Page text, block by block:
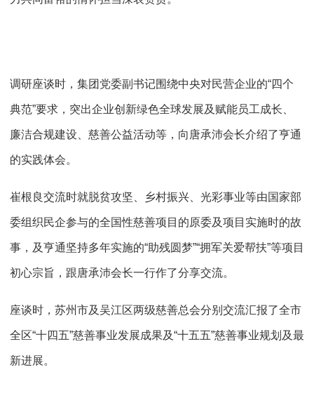
调研座谈时，集团党委副书记围绕中央对民营企业的“四个
典范”要求，突出企业创新绿色全球发展及赋能员工成长、
廉洁合规建设、慈善公益活动等，向唐承沛会长介绍了亨通
的实践体会。
崔根良交流时就脱贫攻坚、乡村振兴、光彩事业等由国家部
委组织民企参与的全国性慈善项目的原委及项目实施时的故
事，及亨通坚持多年实施的“助残圆梦”“拥军关爱帮扶”等项目
初心宗旨，跟唐承沛会长一行作了分享交流。
座谈时，苏州市及吴江区两级慈善总会分别交流汇报了全市
全区“十四五”慈善事业发展成果及“十五五”慈善事业规划及最
新进展。